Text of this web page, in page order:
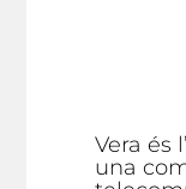
Vera és
una